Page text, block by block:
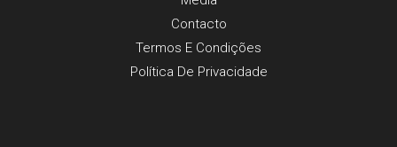
Contacto
Termos E Condições
Política De Privacidade